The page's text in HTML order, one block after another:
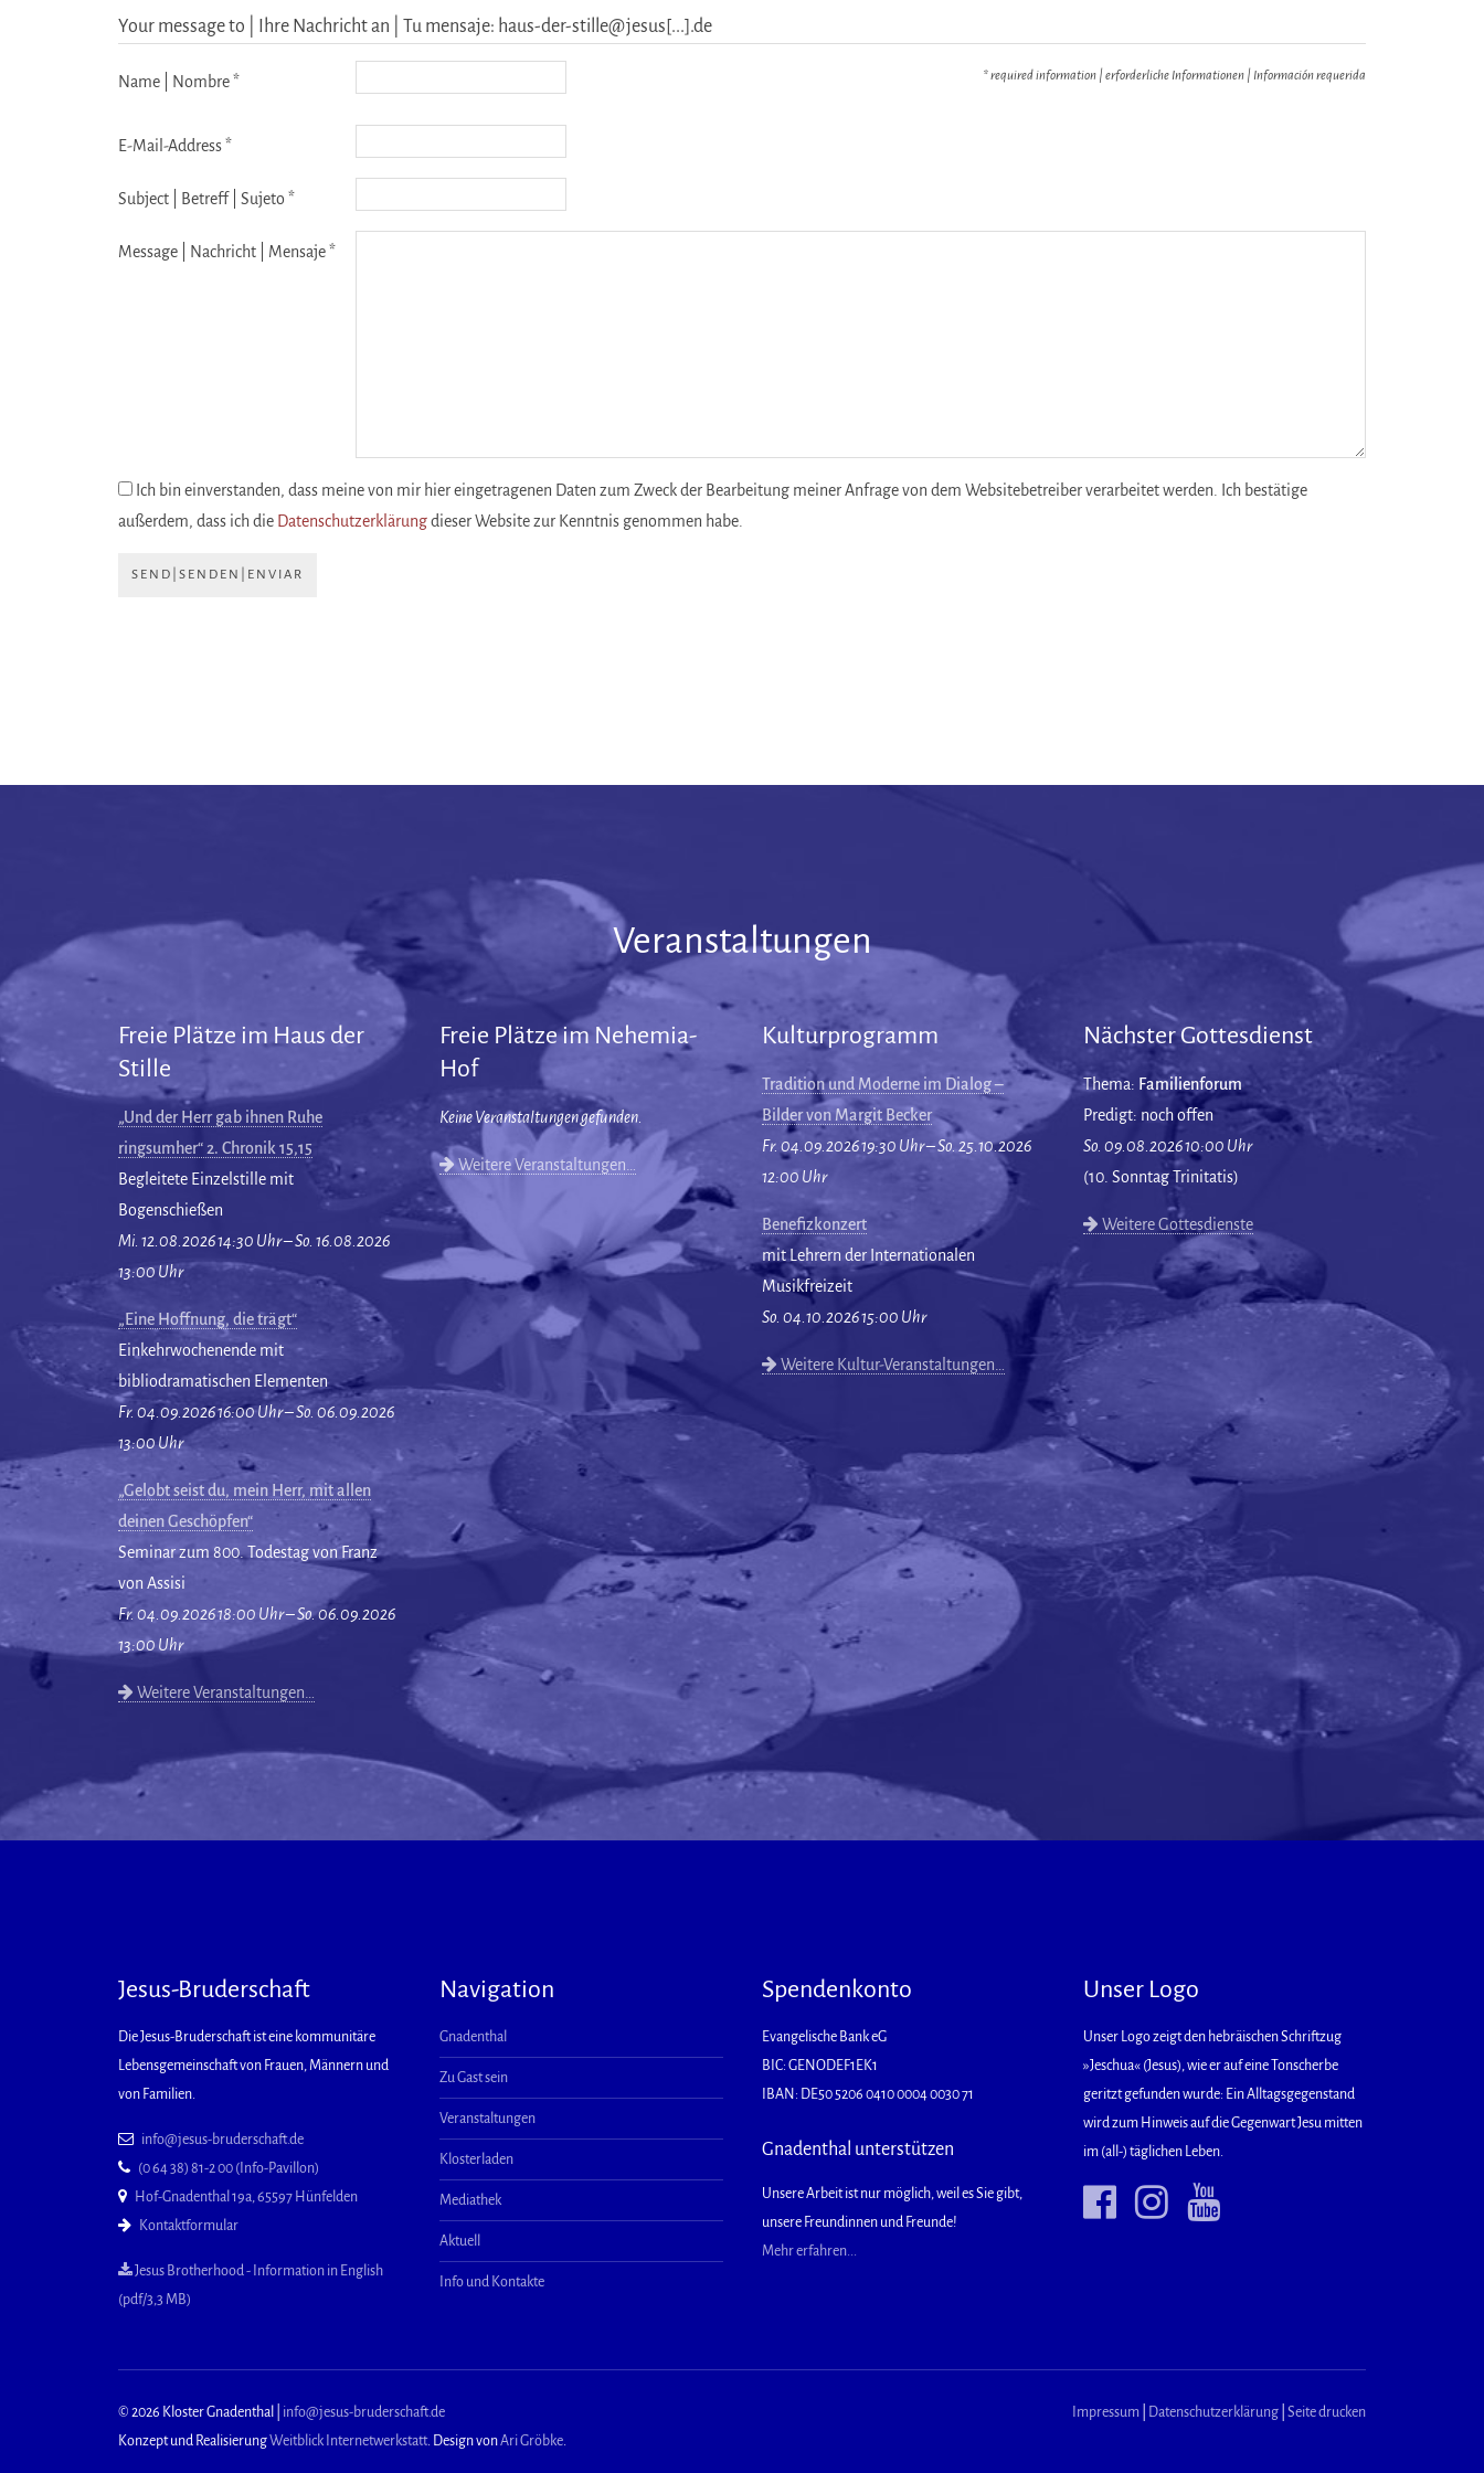
Your message to | Ihre Nachricht an | Tu mensaje: haus-der-stille@jesus[...].de
* required information | erforderliche Informationen | Información requerida
Name | Nombre *
E-Mail-Address *
Subject | Betreff | Sujeto *
Message | Nachricht | Mensaje *
Ich bin einverstanden, dass meine von mir hier eingetragenen Daten zum Zweck der Bearbeitung meiner Anfrage von dem Websitebetreiber verarbeitet werden. Ich bestätige
außerdem, dass ich die Datenschutzerklärungdieser Website zur Kenntnis genommen habe.
SEND|SENDEN|ENVIAR
Veranstaltungen
Freie Plätze im Haus der
Stille
„Und der Herr gab ihnen Ruhe
ringsumher“ 2. Chronik 15,15
Begleitete Einzelstille mit
Bogenschießen
Mi. 12.08.2026 14:30 Uhr – So. 16.08.2026
13:00 Uhr
„Eine Hoffnung, die trägt“
Einkehrwochenende mit
bibliodramatischen Elementen
Fr. 04.09.2026 16:00 Uhr – So. 06.09.2026
13:00 Uhr
„Gelobt seist du, mein Herr, mit allen
deinen Geschöpfen“
Seminar zum 800. Todestag von Franz
von Assisi
Fr. 04.09.2026 18:00 Uhr – So. 06.09.2026
13:00 Uhr
Weitere Veranstaltungen…
Freie Plätze im Nehemia-
Hof
Keine Veranstaltungen gefunden.
Weitere Veranstaltungen…
Kulturprogramm
Tradition und Moderne im Dialog –
Bilder von Margit Becker
Fr. 04.09.2026 19:30 Uhr – So. 25.10.2026
12:00 Uhr
Benefizkonzert
mit Lehrern der Internationalen
Musikfreizeit
So. 04.10.2026 15:00 Uhr
Weitere Kultur-Veranstaltungen…
Nächster Gottesdienst
Thema: Familienforum
Predigt: noch offen
So. 09.08.2026 10:00 Uhr
(10. Sonntag Trinitatis)
Weitere Gottesdienste
Jesus-Bruderschaft
Die Jesus-Bruderschaft ist eine kommunitäre
Lebensgemeinschaft von Frauen, Männern und
von Familien.
info@jesus-bruderschaft.de
(0 64 38) 81-2 00 (Info-Pavillon)
Hof-Gnadenthal 19a, 65597 Hünfelden
Kontaktformular
Jesus Brotherhood - Information in English
(pdf/3,3 MB)
Navigation
Gnadenthal
Zu Gast sein
Veranstaltungen
Klosterladen
Mediathek
Aktuell
Info und Kontakte
Spendenkonto
Evangelische Bank eG
BIC: GENODEF1EK1
IBAN: DE50 5206 0410 0004 0030 71
Gnadenthal unterstützen
Unsere Arbeit ist nur möglich, weil es Sie gibt,
unsere Freundinnen und Freunde!
Mehr erfahren...
Unser Logo
Unser Logo zeigt den hebräischen Schriftzug
»Jeschua« (Jesus), wie er auf eine Tonscherbe
geritzt gefunden wurde: Ein Alltagsgegenstand
wird zum Hinweis auf die Gegenwart Jesu mitten
im (all-) täglichen Leben.
Impressum Datenschutzerklärung Seite drucken
© 2026 Kloster Gnadenthal | info@jesus-bruderschaft.de
Konzept und RealisierungWeitblick Internetwerkstatt. Design vonAri Gröbke.